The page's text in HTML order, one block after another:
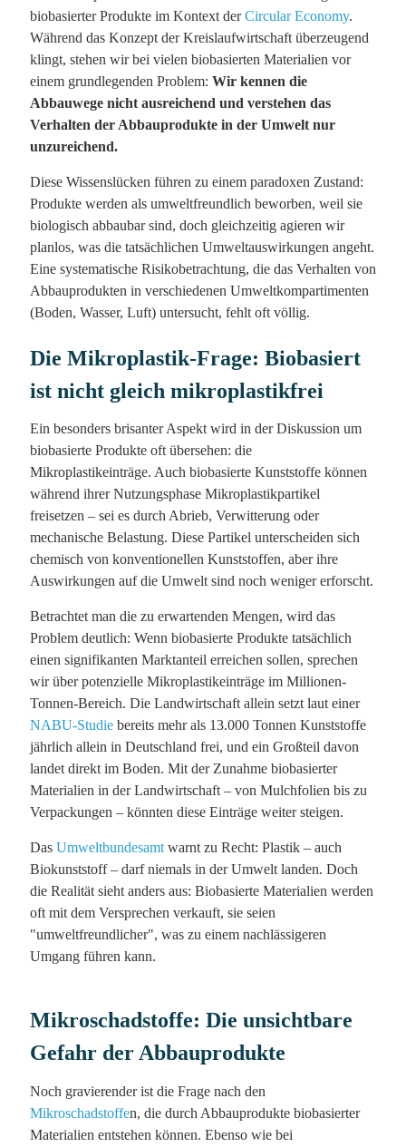
biobasierter Produkte im Kontext derCircular Economy.
Während das Konzept der Kreislaufwirtschaft überzeugend
klingt, stehen wir bei vielen biobasierten Materialien vor
einem grundlegenden Problem: Wir kennen die
Abbauwege nicht ausreichend und verstehen das
Verhalten der Abbauprodukte in der Umwelt nur
unzureichend.
Diese Wissenslücken führen zu einem paradoxen Zustand:
Produkte werden als umweltfreundlich beworben, weil sie
biologisch abbaubar sind, doch gleichzeitig agieren wir
planlos, was die tatsächlichen Umweltauswirkungen angeht.
Eine systematische Risikobetrachtung, die das Verhalten von
Abbauprodukten in verschiedenen Umweltkompartimenten
(Boden, Wasser, Luft) untersucht, fehlt oft völlig.
Die Mikroplastik-Frage: Biobasiert
ist nicht gleich mikroplastikfrei
Ein besonders brisanter Aspekt wird in der Diskussion um
biobasierte Produkte oft übersehen: die
Mikroplastikeinträge. Auch biobasierte Kunststoffe können
während ihrer Nutzungsphase Mikroplastikpartikel
freisetzen – sei es durch Abrieb, Verwitterung oder
mechanische Belastung. Diese Partikel unterscheiden sich
chemisch von konventionellen Kunststoffen, aber ihre
Auswirkungen auf die Umwelt sind noch weniger erforscht.
Betrachtet man die zu erwartenden Mengen, wird das
Problem deutlich: Wenn biobasierte Produkte tatsächlich
einen signifikanten Marktanteil erreichen sollen, sprechen
wir über potenzielle Mikroplastikeinträge im Millionen-
Tonnen-Bereich. Die Landwirtschaft allein setzt laut einer
NABU-Studie bereits mehr als 13.000 Tonnen Kunststoffe
jährlich allein in Deutschland frei, und ein Großteil davon
landet direkt im Boden. Mit der Zunahme biobasierter
Materialien in der Landwirtschaft – von Mulchfolien bis zu
Verpackungen – könnten diese Einträge weiter steigen.
Das Umweltbundesamt warnt zu Recht: Plastik – auch
Biokunststoff – darf niemals in der Umwelt landen. Doch
die Realität sieht anders aus: Biobasierte Materialien werden
oft mit dem Versprechen verkauft, sie seien
"umweltfreundlicher", was zu einem nachlässigeren
Umgang führen kann.
Mikroschadstoffe: Die unsichtbare
Gefahr der Abbauprodukte
Noch gravierender ist die Frage nach den
Mikroschadstoffen, die durch Abbauprodukte biobasierter
Materialien entstehen können. Ebenso wie bei